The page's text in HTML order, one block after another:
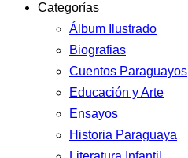
Categorías
Álbum Ilustrado
Biografias
Cuentos Paraguayos
Educación y Arte
Ensayos
Historia Paraguaya